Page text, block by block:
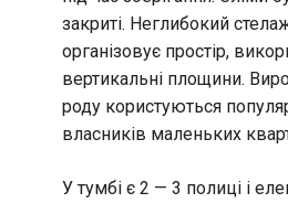
закриті. Неглибокий
організовує простір,
вертикальні площини.
роду користуються
власників маленьких
У тумбі є 2 — 3 полиці і